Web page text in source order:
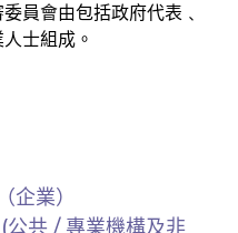
員會由包括政府代表﹑
士組成。
企業）
公共 / 專業機構及非